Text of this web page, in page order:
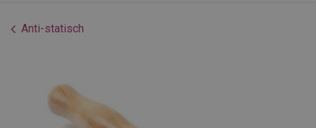
Anti-statisch